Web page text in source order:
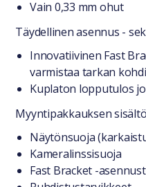
Vain 0,33 mm ohut
Täydellinen asennus -
Innovatiivinen Fast
varmistaa tarkan
Kuplaton lopputulos
Myyntipakkauksen sisältö
Näytönsuoja
Kameralinssisuoja
Fast Bracket -